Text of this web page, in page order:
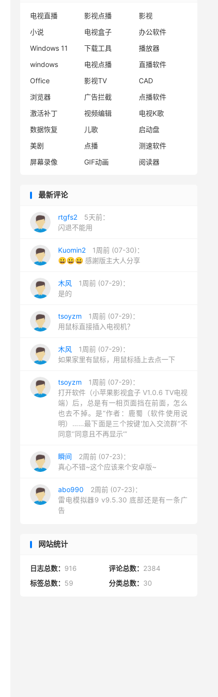
电视直播 影视点播
影视
小说
电视盒子
办公软件
Windows 11
下载工具
播放器
windows
电视点播
直播软件
Office
影视TV
CAD
浏览器
广告拦截
点播软件
激活补丁
视频编辑
电视K歌
数据恢复
儿歌
启动盘
美剧
点播
测速软件
屏幕录像
GIF动画 阅读器
最新评论
rtgfs2
5天前：
闪退不能用
Kuomin2
1周前 (07-30)：
😀😀😀 感謝版主大人分享
木风
1周前 (07-29)：
是的
tsoyzm
1周前 (07-29)：
用鼠标直接插入电视机？
木风
1周前 (07-29)：
如果家里有鼠标，用鼠标插上去点一下
tsoyzm
1周前 (07-29)：
打开软件（小苹果影视盒子 V1.0.6 TV电视
端）后，总是有一相页面挡在前面，怎么
也去不掉。是“作者：鹿蜀（软件使用说
明）……最下面是三个按键'加入交流群‘’不
同意‘’同意且不再显示‘”
瞬间
2周前 (07-23)：
真心不错~这个应该来个安卓版~
abo990
2周前 (07-23)：
雷电模拟器9 v9.5.30 底部还是有一条广
告
网站统计
日志总数： 916 评论总数： 2384
标签总数： 59 分类总数： 30